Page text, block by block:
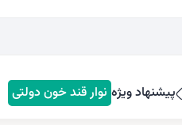
پیشنهاد ویژه نوار قند خون دولتی